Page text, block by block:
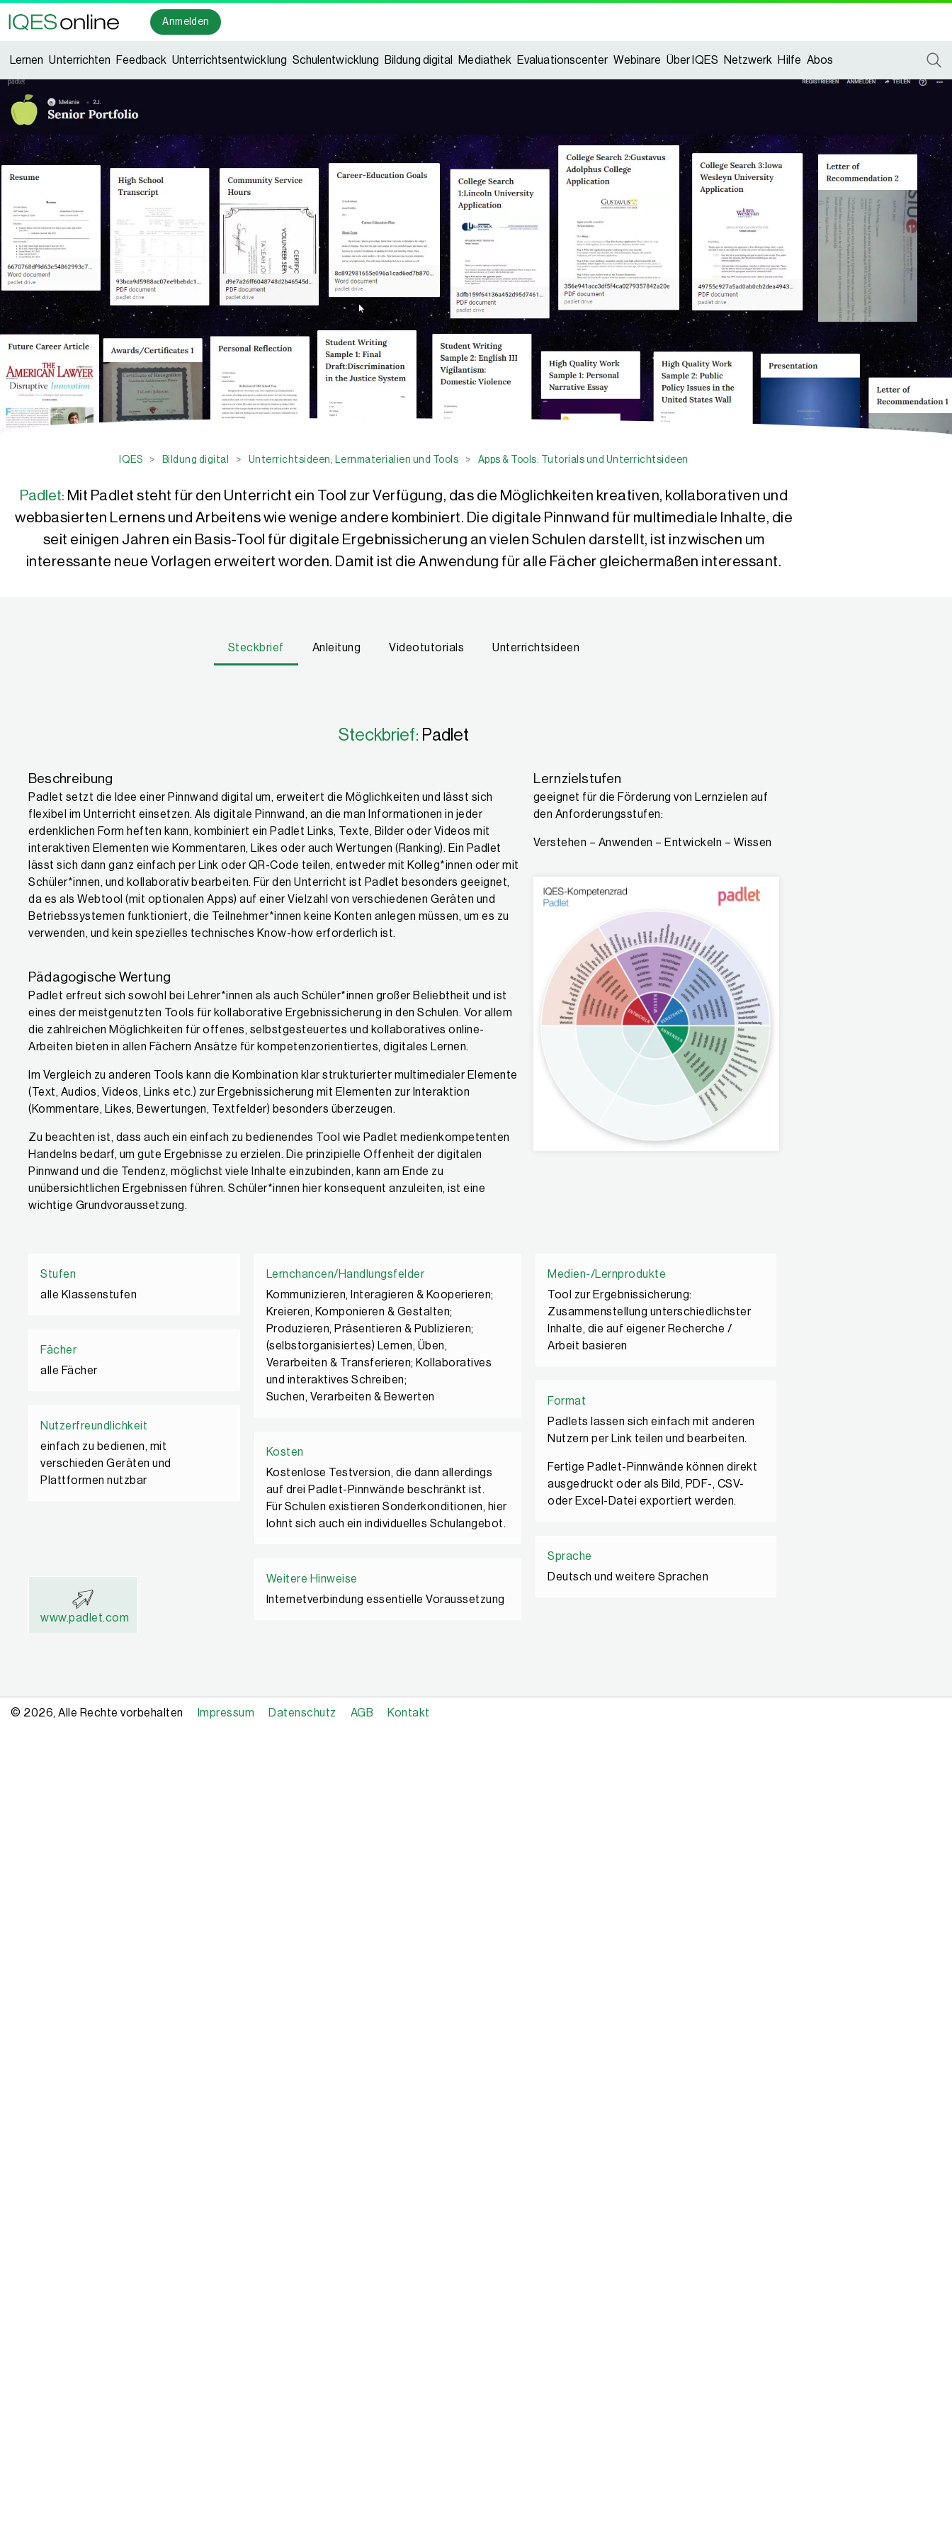
Anmelden
Lernen Unterrichten Feedback Unterrichtsentwicklung Schulentwicklung Bildung digital Mediathek Evaluationscenter Webinare Über IQES Netzwerk Hilfe Abos
IQES > Bildung digital > Unterrichtsideen, Lernmaterialien und Tools > Apps & Tools: Tutorials und Unterrichtsideen
Padlet: Mit Padlet steht für den Unterricht ein Tool zur Verfügung, das die Möglichkeiten kreativen, kollaborativen und
webbasierten Lernens und Arbeitens wie wenige andere kombiniert. Die digitale Pinnwand für multimediale Inhalte, die
seit einigen Jahren ein Basis-Tool für digitale Ergebnissicherung an vielen Schulen darstellt, ist inzwischen um
interessante neue Vorlagen erweitert worden. Damit ist die Anwendung für alle Fächer gleichermaßen interessant.
Steckbrief Anleitung Videotutorials Unterrichtsideen
Steckbrief: Padlet
Beschreibung
Padlet setzt die Idee einer Pinnwand digital um, erweitert die Möglichkeiten und lässt sich
flexibel im Unterricht einsetzen. Als digitale Pinnwand, an die man Informationen in jeder
erdenklichen Form heften kann, kombiniert ein Padlet Links, Texte, Bilder oder Videos mit
interaktiven Elementen wie Kommentaren, Likes oder auch Wertungen (Ranking). Ein Padlet
lässt sich dann ganz einfach per Link oder QR-Code teilen, entweder mit Kolleg*innen oder mit
Schüler*innen, und kollaborativ bearbeiten. Für den Unterricht ist Padlet besonders geeignet,
da es als Webtool (mit optionalen Apps) auf einer Vielzahl von verschiedenen Geräten und
Betriebssystemen funktioniert, die Teilnehmer*innen keine Konten anlegen müssen, um es zu
verwenden, und kein spezielles technisches Know-how erforderlich ist.
Pädagogische Wertung
Padlet erfreut sich sowohl bei Lehrer*innen als auch Schüler*innen großer Beliebtheit und ist
eines der meistgenutzten Tools für kollaborative Ergebnissicherung in den Schulen. Vor allem
die zahlreichen Möglichkeiten für offenes, selbstgesteuertes und kollaboratives online-
Arbeiten bieten in allen Fächern Ansätze für kompetenzorientiertes, digitales Lernen.
Im Vergleich zu anderen Tools kann die Kombination klar strukturierter multimedialer Elemente
(Text, Audios, Videos, Links etc.) zur Ergebnissicherung mit Elementen zur Interaktion
(Kommentare, Likes, Bewertungen, Textfelder) besonders überzeugen.
Zu beachten ist, dass auch ein einfach zu bedienendes Tool wie Padlet medienkompetenten
Handelns bedarf, um gute Ergebnisse zu erzielen. Die prinzipielle Offenheit der digitalen
Pinnwand und die Tendenz, möglichst viele Inhalte einzubinden, kann am Ende zu
unübersichtlichen Ergebnissen führen. Schüler*innen hier konsequent anzuleiten, ist eine
wichtige Grundvoraussetzung.
Lernzielstufen
geeignet für die Förderung von Lernzielen auf
den Anforderungsstufen:
Verstehen – Anwenden – Entwickeln – Wissen
Stufen
alle Klassenstufen
Fächer
alle Fächer
Nutzerfreundlichkeit
einfach zu bedienen, mit
verschieden Geräten und
Plattformen nutzbar
www.padlet.com
Lernchancen/Handlungsfelder
Kommunizieren, Interagieren & Kooperieren;
Kreieren, Komponieren & Gestalten;
Produzieren, Präsentieren & Publizieren;
(selbstorganisiertes) Lernen, Üben,
Verarbeiten & Transferieren; Kollaboratives
und interaktives Schreiben;
Suchen, Verarbeiten & Bewerten
Kosten
Kostenlose Testversion, die dann allerdings
auf drei Padlet-Pinnwände beschränkt ist.
Für Schulen existieren Sonderkonditionen, hier
lohnt sich auch ein individuelles Schulangebot.
Weitere Hinweise
Internetverbindung essentielle Voraussetzung
Medien-/Lernprodukte
Tool zur Ergebnissicherung:
Zusammenstellung unterschiedlichster
Inhalte, die auf eigener Recherche /
Arbeit basieren
Format
Padlets lassen sich einfach mit anderen
Nutzern per Link teilen und bearbeiten.
Fertige Padlet-Pinnwände können direkt
ausgedruckt oder als Bild, PDF-, CSV-
oder Excel-Datei exportiert werden.
Sprache
Deutsch und weitere Sprachen
Copyright
© 2026, Alle Rechte vorbehalten Impressum Datenschutz AGB Kontakt